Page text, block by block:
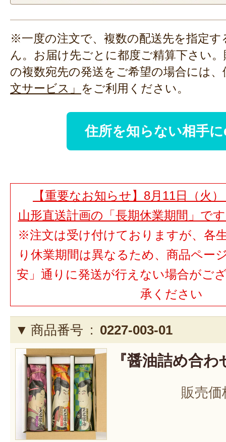
※一度の注文で、複数の配送先を指定
ん。お届け先ごとに都度ご精算下さい
の複数宛先の発送をご希望の場合には、
文サービス」 をご利用ください。
住所を知らない相手
【重要なお知らせ】8月11日（火
山形直送計画の「長期休業期間」で
※注文は受け付けておりますが、各
り休業期間は異なるため、商品ペー
安」通りに発送が行えない場合がご
承ください
商品番号 : 0227-003-01
『醤油詰め合
販売価